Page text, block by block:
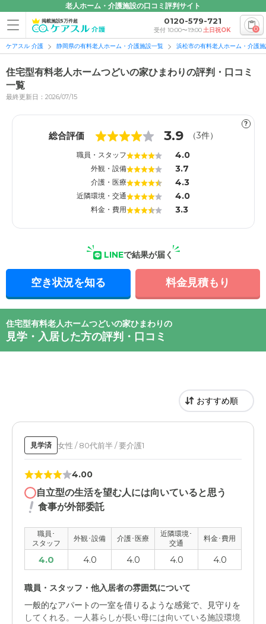
老人ホーム・介護施設の口コミ評判サイト
掲載施設5万件超 0120-579-721
受付 10:00〜19:00土日祝OK 0
ケアスル 介護 静岡県の有料老人ホーム・介護施設一覧 浜松市の有料老人ホーム・介護
住宅型有料老人ホームつどいの家ひまわりの評判・口コミ
一覧
最終更新日：2026/07/15
?
総合評価 3.9 （3件）
職員・スタッフ 4.0
外観・設備 3.7
介護・医療 4.3
近隣環境・交通 4.0
料金・費用 3.3
LINEで結果が届く
空き状況を知る 料金見積もり
住宅型有料老人ホームつどいの家ひまわりの
見学・入居した方の評判・口コミ
見学済 女性 / 80代前半 / 要介護1
4.00
自立型の生活を望む人には向いていると思う
食事が外部委託
職員･
スタッフ
外観･設備 介護･医療
近隣環境･
交通
料金･費用
4.0 4.0 4.0 4.0 4.0
職員・スタッフ・他入居者の雰囲気について
一般的なアパートの一室を借りるような感覚で、見守りを
してくれる。一人暮らしが長い母には向いている施設環境
1 1